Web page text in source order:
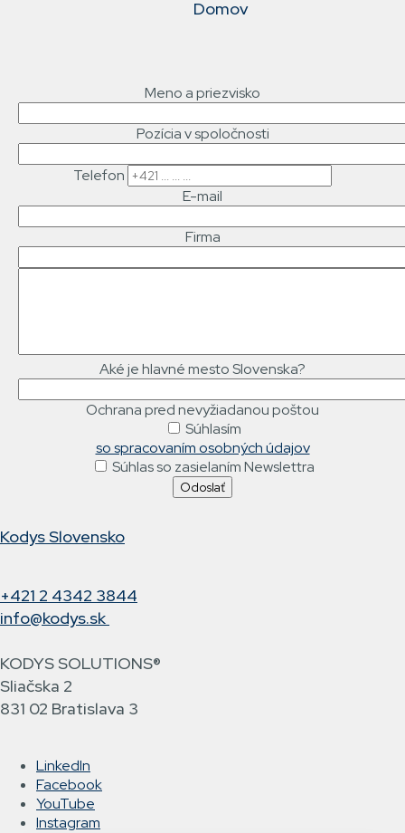
Domov
Meno a priezvisko
Pozícia v spoločnosti
Telefon
E-mail
Firma
Aké je hlavné mesto Slovenska?
Ochrana pred nevyžiadanou poštou
Súhlasím
so spracovaním osobných údajov
Súhlas so zasielaním Newslettra
Kodys Slovensko
+421 2 4342 3844
info@kodys.sk
KODYS SOLUTIONS®
Sliačska 2
831 02 Bratislava 3
LinkedIn
Facebook
YouTube
Instagram